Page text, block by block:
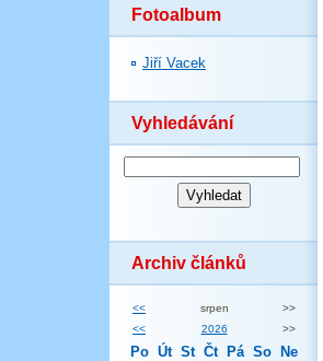
Fotoalbum
Jiří Vacek
Vyhledávání
Archiv článků
<< srpen
>>
<<
2026 >>
Po Út St Čt Pá So Ne